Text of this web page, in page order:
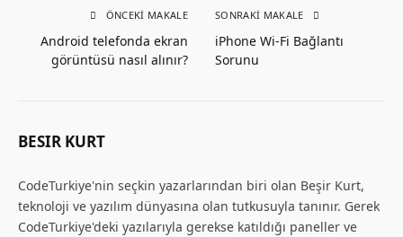
ÖNCEKI MAKALE
Android telefonda ekran
görüntüsü nasıl alınır?
SONRAKI MAKALE
iPhone Wi-Fi Bağlantı
Sorunu
BESIR KURT
CodeTurkiye'nin seçkin yazarlarından biri olan Beşir Kurt,
teknoloji ve yazılım dünyasına olan tutkusuyla tanınır. Gerek
CodeTurkiye'deki yazılarıyla gerekse katıldığı paneller ve